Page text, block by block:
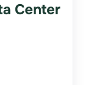
Center